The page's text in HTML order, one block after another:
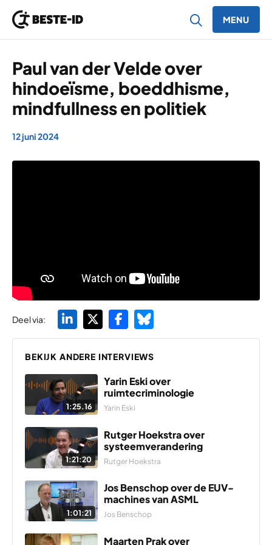
MENU
Paul van der Velde over
hindoeïsme, boeddhisme,
mindfullness en politiek
12 juni 2024
Deel via:
BEKIJK ANDERE INTERVIEWS
1:25.16 Yarin Eski
Yarin Eski over
ruimtecriminologie
1:21:20 Rutger Hoekstra
Rutger Hoekstra over
systeemverandering
1:01:21 Jos Benschop
Jos Benschop over de EUV-
machines van ASML
Maarten Prak over